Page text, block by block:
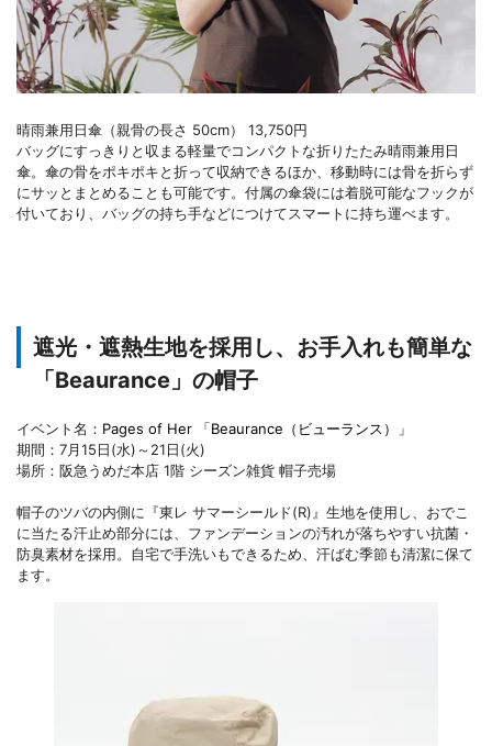
晴雨兼用日傘（親骨の長さ 50cm） 13,750円
バッグにすっきりと収まる軽量でコンパクトな折りたたみ晴雨兼用日
傘。傘の骨をポキポキと折って収納できるほか、移動時には骨を折らず
にサッとまとめることも可能です。付属の傘袋には着脱可能なフックが
付いており、バッグの持ち手などにつけてスマートに持ち運べます。
遮光・遮熱生地を採用し、お手入れも簡単な
「Beaurance」の帽子
イベント名： Pages of Her 「Beaurance（ビューランス）」
期間：7月15日(水)～21日(火)
場所：阪急うめだ本店 1階 シーズン雑貨 帽子売場
帽子のツバの内側に『東レ サマーシールド(R)』生地を使用し、おでこ
に当たる汗止め部分には、ファンデーションの汚れが落ちやすい抗菌・
防臭素材を採用。自宅で手洗いもできるため、汗ばむ季節も清潔に保て
ます。